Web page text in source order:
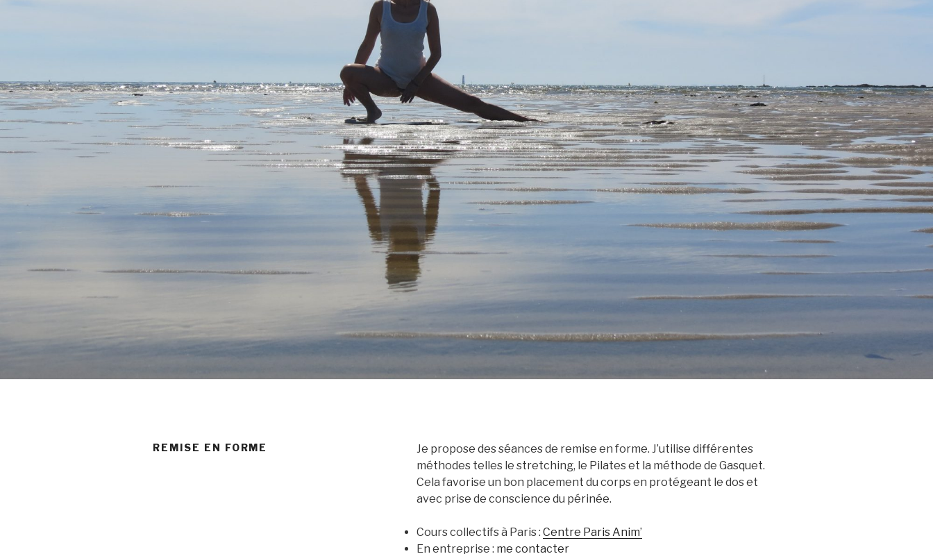
REMISE EN FORME
Je propose des séances de remise en forme. J’utilise différentes
méthodes telles le stretching, le Pilates et la méthode de Gasquet.
Cela favorise un bon placement du corps en protégeant le dos et
avec prise de conscience du périnée.
Cours collectifs à Paris : Centre Paris Anim’
En entreprise : me contacter